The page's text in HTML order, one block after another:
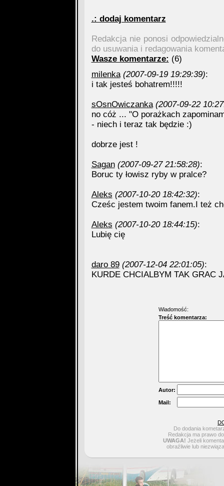
.: dodaj komentarz
Redakcja nie ponosi
do usuwania i redagowania
Wasze komentarze: (6)
milenka (2007-09-19 19:29:39):
i tak jesteś bohatrem!!!!!
sOsnOwiczanka (2007-09-22
no cóż ... "O porażkach
- niech i teraz tak będzie :)
dobrze jest !
Sagan (2007-09-27 21:58:28):
Boruc ty łowisz ryby w pralce?
Aleks (2007-10-20 18:42:32):
Cześc jestem twoim fanem.I też
Aleks (2007-10-20 18:44:15):
Lubię cię
daro 89 (2007-12-04 22:01:05):
KURDE CHCIALBYM TAK GRAC
Wiadomość:
Treść komentarza:
Autor:
Mail:
Do dodania
Redakcja ma prawo
UWAGA! Jeżeli
obraźliwie lub